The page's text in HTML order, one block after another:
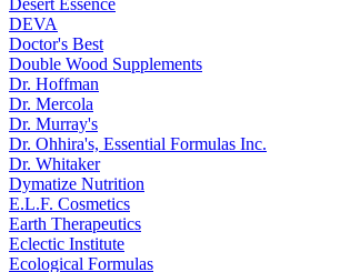
DEVA
Doctor's Best
Double Wood Supplements
Dr. Hoffman
Dr. Mercola
Dr. Murray's
Dr. Ohhira's, Essential Formulas Inc.
Dr. Whitaker
Dymatize Nutrition
E.L.F. Cosmetics
Earth Therapeutics
Eclectic Institute
Ecological Formulas